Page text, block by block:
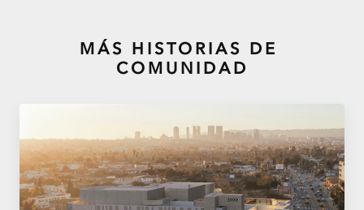
MÁS HISTORIAS DE
COMUNIDAD